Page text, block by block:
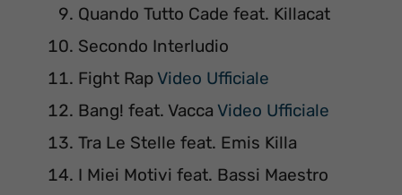
Quando Tutto Cade feat. Killacat
Secondo Interludio
Fight RapVideo Ufficiale
Bang! feat. Vacca Video Ufficiale
Tra Le Stelle feat. Emis Killa
I Miei Motivi feat. Bassi Maestro